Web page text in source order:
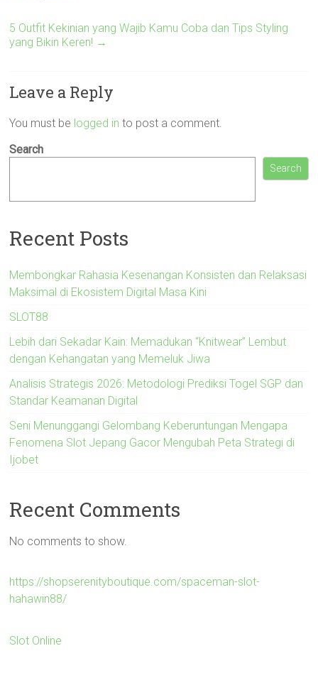
5 Outfit Kekinian yang Wajib Kamu Coba dan Tips Styling
yang Bikin Keren! →
Leave a Reply
You must be logged in to post a comment.
Search
Search
Recent Posts
Membongkar Rahasia Kesenangan Konsisten dan Relaksasi
Maksimal di Ekosistem Digital Masa Kini
SLOT88
Lebih dari Sekadar Kain: Memadukan “Knitwear” Lembut
dengan Kehangatan yang Memeluk Jiwa
Analisis Strategis 2026: Metodologi Prediksi Togel SGP dan
Standar Keamanan Digital
Seni Menunggangi Gelombang Keberuntungan Mengapa
Fenomena Slot Jepang Gacor Mengubah Peta Strategi di
Ijobet
Recent Comments
No comments to show.
https://shopserenityboutique.com/spaceman-slot-
hahawin88/
Slot Online